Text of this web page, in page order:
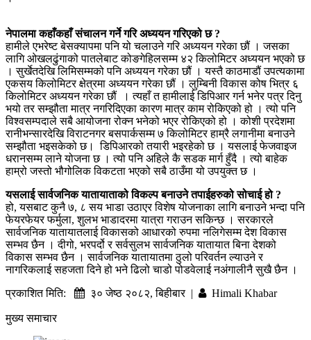
नेपालमा कहाँकहाँ संचालन गर्ने गरि अध्ययन गरिएको छ ?
हामीले एभरेष्ट बेसक्यापमा पनि यो चलाउने गरि अध्ययन गरेका छौं । जसका
लागि ओखलढुंगाको पातलेबाट कोङगेहिलसम्म ४२ किलोमिटर अध्ययन भएको छ
। सुर्खेतदेखि लिमिसम्मको पनि अध्ययन गरेका छौं । यस्तै काठमाडौं उपत्यकामा
एकसय किलोमिटर क्षेत्रमा अध्ययन गरेका छौं । लुम्बिनी विकास कोष भित्र ६
किलोमिटर अध्ययन गरेका छौं । त्यहाँ त हामीलाई डिपिआर गर्न भनेर पत्र दिनु
भयो तर सम्झौता मात्र नगरिदिएका कारण मात्र काम रोकिएको हो । त्यो पनि
विश्वसम्पदाले सबै आयोजना रोक्न भनेको भएर रोकिएको हो । कोशी प्रदेशमा
रानीभन्सारदेखि विराटनगर बसपार्कसम्म ७ किलोमिटर हाम्रै लगानीमा बनाउने
सम्झौता भइसकेको छ। डिपिआरको तयारी भइरहेको छ । यसलाई फेजवाइज
धरानसम्म लाने योजना छ । त्यो पनि अहिले कै सडक मार्ग हुँदै । त्यो बाहेक
हाम्रो जस्तो भौगोलिक विकटता भएको सबै ठाउँमा यो उपयुक्त छ ।
यसलाई सार्वजनिक यातायाताको विकल्प बनाउने तपाईहरुको सोचाई हो ?
हो, यसबाट कुनै ७, ८ सय भाडा उठाएर विशेष योजनाका लागि बनाउने भन्दा पनि
फेयरफेयर फर्मुला, शुलभ भाडादरमा यात्रा गराउन सकिन्छ । सरकारले
सार्वजनिक यातायातलाई विकासको आधारको रुपमा नलिगेसम्म देश विकास
सम्भव छैन । दीगो, भरपर्दो र सर्वसुलभ सार्वजनिक यातायात बिना देशको
विकास सम्भव छैन । सार्वजनिक यातायातमा ठुलो परिवर्तन ल्याउने र
नागरिकलाई सहजता दिने हो भने ढिलो चाडो पोडवेलाई नअंगालीनै सुखै छैन ।
प्रकाशित मिति:
३० जेष्ठ २०८२, बिहीबार | Himali Khabar
मुख्य समाचार